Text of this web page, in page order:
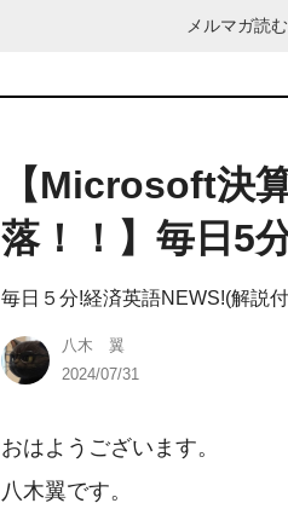
メルマガ読
【Microsoft決
落！！】毎日5
毎日５分!経済英語NEWS!(解説
八木 翼
2024/07/31
おはようございます。
八木翼です。